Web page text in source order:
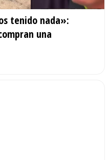
tenido nada»:
una